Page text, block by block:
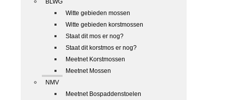
BLWG
Witte gebieden mossen
Witte gebieden korstmossen
Staat dit mos er nog?
Staat dit korstmos er nog?
Meetnet Korstmossen
Meetnet Mossen
NMV
Meetnet Bospaddenstoelen